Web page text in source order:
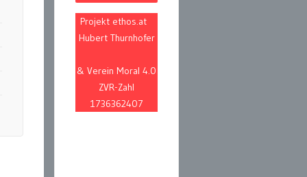
Projekt ethos.at
Hubert Thurnhofer
& Verein Moral 4.0
ZVR-Zahl
1736362407